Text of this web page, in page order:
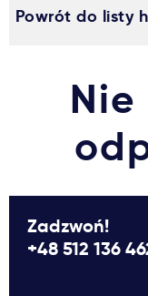
Powrót do listy
Nie
Zadzwoń!
+48 512 136